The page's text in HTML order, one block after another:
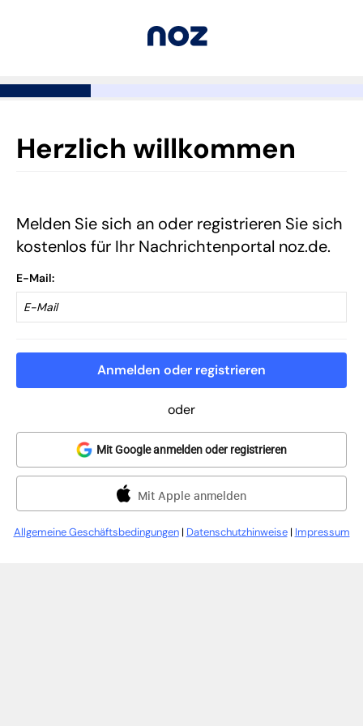
Herzlich willkommen
Melden Sie sich an oder registrieren Sie sich
kostenlos für Ihr Nachrichtenportal noz.de.
E-Mail
Anmelden oder registrieren
oder
Mit Google anmelden oder registrieren
Mit Apple anmelden
Allgemeine Geschäftsbedingungen| Datenschutzhinweise| Impressum